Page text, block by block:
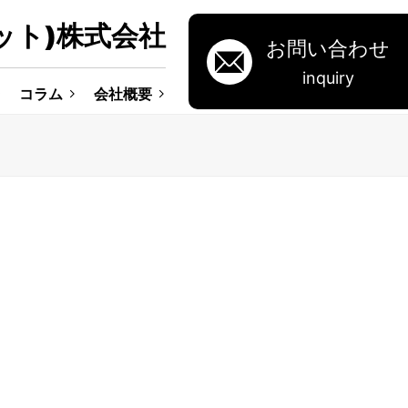
ト)株式会社
コラム 会社概要
お問い合わせ
inquiry